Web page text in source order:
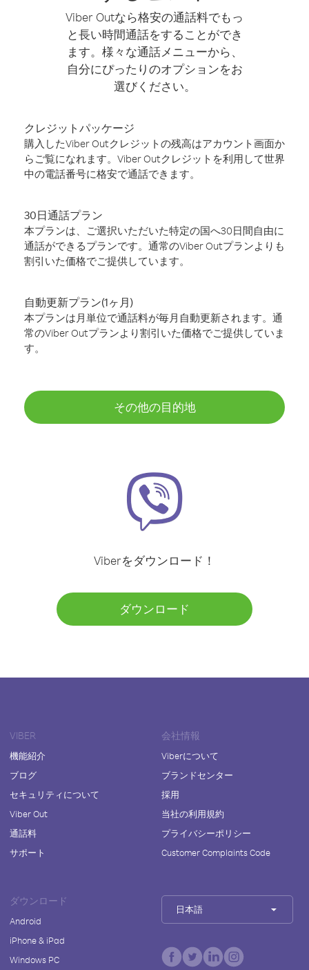
Viber Outなら格安の通話料でもっ
と長い時間通話をすることができ
ます。様々な通話メニューから、
自分にぴったりのオプションをお
選びください。
クレジットパッケージ
購入したViber Outクレジットの残高はアカウント画面か
らご覧になれます。Viber Outクレジットを利用して世界
中の電話番号に格安で通話できます。
30日通話プラン
本プランは、ご選択いただいた特定の国へ30日間自由に
通話ができるプランです。通常のViber Outプランよりも
割引いた価格でご提供しています。
自動更新プラン(1ヶ月)
本プランは月単位で通話料が毎月自動更新されます。通
常のViber Outプランより割引いた価格でご提供していま
す。
その他の目的地
Viberをダウンロード！
ダウンロード
VIBER
機能紹介
ブログ
セキュリティについて
Viber Out
通話料
サポート
会社情報
Viberについて
ブランドセンター
採用
当社の利用規約
プライバシーポリシー
Customer Complaints Code
ダウンロード
Android
iPhone & iPad
Windows PC
日本語